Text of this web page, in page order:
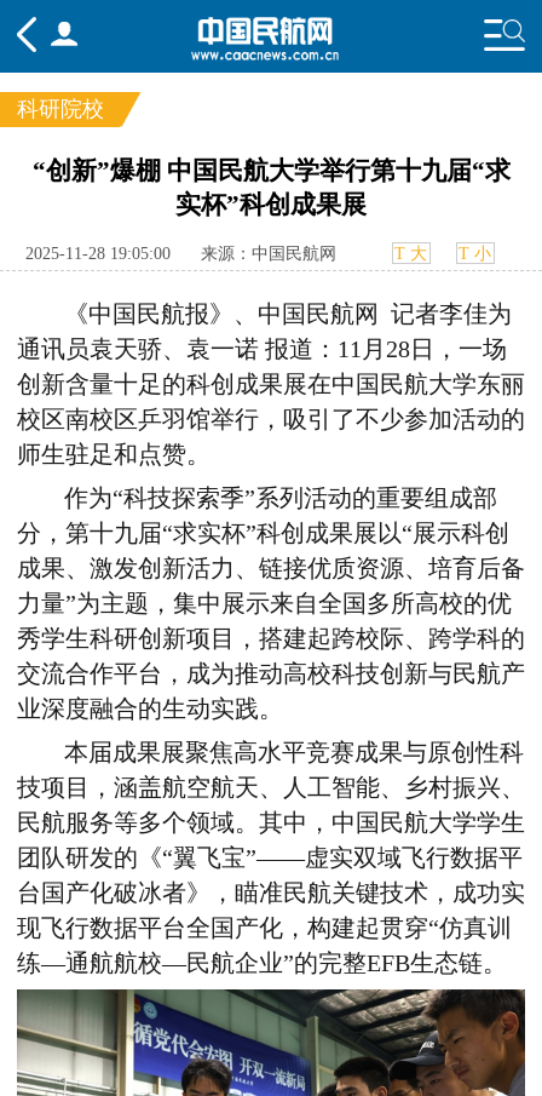
频道
要闻 国内 国际
航图 智库 专题 舆情
科研院校
“创新”爆棚 中国民航大学举行第十九届“求
实杯”科创成果展
2025-11-28 19:05:00 来源：中国民航网 T 大 T 小
《中国民航报》、中国民航网
记者李佳为
通讯员袁天骄、袁一诺 报道：11月28日，一场
创新含量十足的科创成果展在中国民航大学东丽
校区南校区乒羽馆举行，吸引了不少参加活动的
师生驻足和点赞。
作为“科技探索季”系列活动的重要组成部
分，第十九届“求实杯”科创成果展以“展示科创
成果、激发创新活力、链接优质资源、培育后备
力量”为主题，集中展示来自全国多所高校的优
秀学生科研创新项目，搭建起跨校际、跨学科的
交流合作平台，成为推动高校科技创新与民航产
业深度融合的生动实践。
本届成果展聚焦高水平竞赛成果与原创性科
技项目，涵盖航空航天、人工智能、乡村振兴、
民航服务等多个领域。其中，中国民航大学学生
团队研发的《“翼飞宝”——虚实双域飞行数据平
台国产化破冰者》，瞄准民航关键技术，成功实
现飞行数据平台全国产化，构建起贯穿“仿真训
练—通航航校—民航企业”的完整EFB生态链。